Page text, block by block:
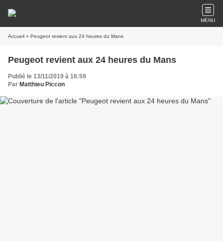
MENU
Accueil » Peugeot revient aux 24 heures du Mans
Peugeot revient aux 24 heures du Mans
Publié le 13/11/2019 à 16:59
Par Matthieu Piccon